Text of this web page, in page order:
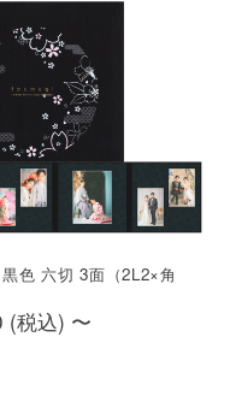
色 六切 3面（2L2×角
(税込) 〜